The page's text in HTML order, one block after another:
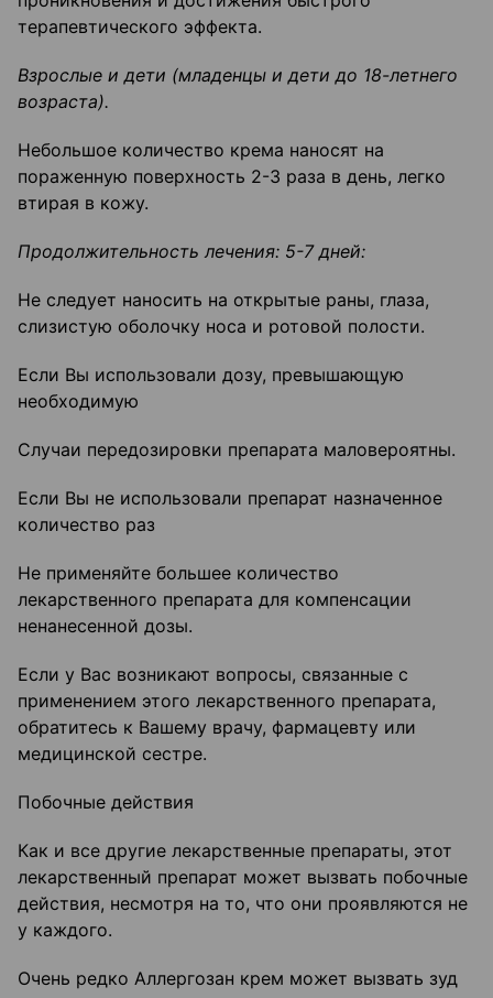
терапевтического эффекта.
Взрослые и дети (младенцы и дети до 18-летнего
возраста).
Небольшое количество крема наносят на
пораженную поверхность 2-3 раза в день, легко
втирая в кожу.
Продолжительность лечения: 5-7 дней:
Не следует наносить на открытые раны, глаза,
слизистую оболочку носа и ротовой полости.
Если Вы использовали дозу, превышающую
необходимую
Случаи передозировки препарата маловероятны.
Если Вы не использовали препарат назначенное
количество раз
Не применяйте большее количество
лекарственного препарата для компенсации
ненанесенной дозы.
Если у Вас возникают вопросы, связанные с
применением этого лекарственного препарата,
обратитесь к Вашему врачу, фармацевту или
медицинской сестре.
Побочные действия
Как и все другие лекарственные препараты, этот
лекарственный препарат может вызвать побочные
действия, несмотря на то, что они проявляются не
у каждого.
Очень редко Аллергозан крем может вызвать зуд